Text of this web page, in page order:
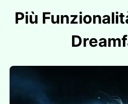
Più